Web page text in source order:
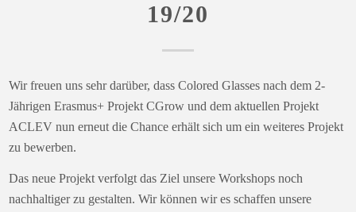
19/20
Wir freuen uns sehr darüber, dass Colored Glasses nach dem 2-
Jährigen Erasmus+ Projekt CGrow und dem aktuellen Projekt
ACLEV nun erneut die Chance erhält sich um ein weiteres Projekt
zu bewerben.
Das neue Projekt verfolgt das Ziel unsere Workshops noch
nachhaltiger zu gestalten. Wir können wir es schaffen unsere